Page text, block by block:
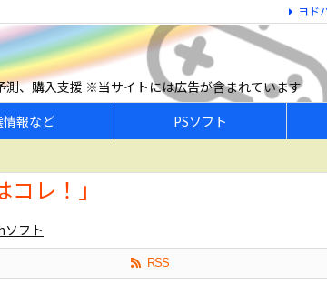
、購入支援 ※当サイトには広告が含まれています
情報など PSソフト
ヨド
レ！」
フト
RSS